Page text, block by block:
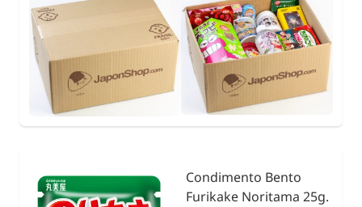
Condimento Bento
Furikake Noritama 25g.